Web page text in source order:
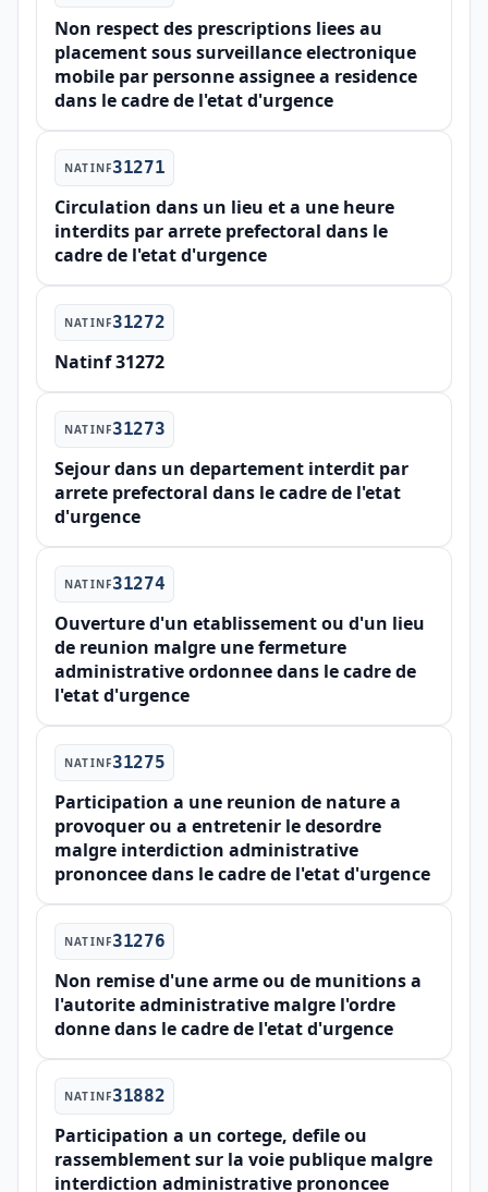
Non respect des prescriptions liees au
placement sous surveillance electronique
mobile par personne assignee a residence
dans le cadre de l'etat d'urgence
NATINF31271
Circulation dans un lieu et a une heure
interdits par arrete prefectoral dans le
cadre de l'etat d'urgence
NATINF31272
Natinf 31272
NATINF31273
Sejour dans un departement interdit par
arrete prefectoral dans le cadre de l'etat
d'urgence
NATINF31274
Ouverture d'un etablissement ou d'un lieu
de reunion malgre une fermeture
administrative ordonnee dans le cadre de
l'etat d'urgence
NATINF31275
Participation a une reunion de nature a
provoquer ou a entretenir le desordre
malgre interdiction administrative
prononcee dans le cadre de l'etat d'urgence
NATINF31276
Non remise d'une arme ou de munitions a
l'autorite administrative malgre l'ordre
donne dans le cadre de l'etat d'urgence
NATINF31882
Participation a un cortege, defile ou
rassemblement sur la voie publique malgre
interdiction administrative prononcee